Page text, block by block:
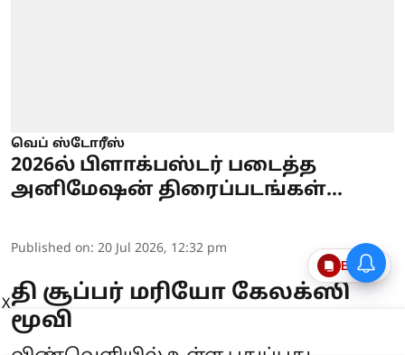
வெப் ஸ்டோரீஸ்
2026ல் பிளாக்பஸ்டர் படைத்த
அனிமேஷன் திரைப்படங்கள்...
Published on: 20 Jul 2026, 12:32 pm
தி சூப்பர் மரியோ கேலக்ஸி
மூவி
Epaper
X